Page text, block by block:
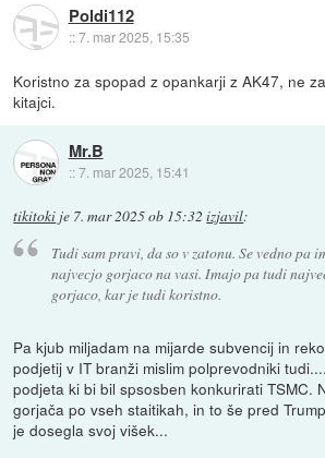
Poldi112
::7. mar 2025, 15:35
Koristno za spopad z opankarji z AK47, ne
kitajci.
Mr.B
::7. mar 2025, 15:41
tikitoki je 7. mar 2025 ob 15:32 izjavil:
Tudi sam pravi, da so v zatonu. Se vedno pa
najvecjo gorjaco na vasi. Imajo pa tudi
gorjaco, kar je tudi koristno.
Pa kjub miljadam na mijarde subvencij in
podjetij v IT branži mislim polprevodniki
podjeta ki bi bil spsosben konkurirati TSMC.
gorjača po vseh staitikah, in to še pred
je dosegla svoj višek...